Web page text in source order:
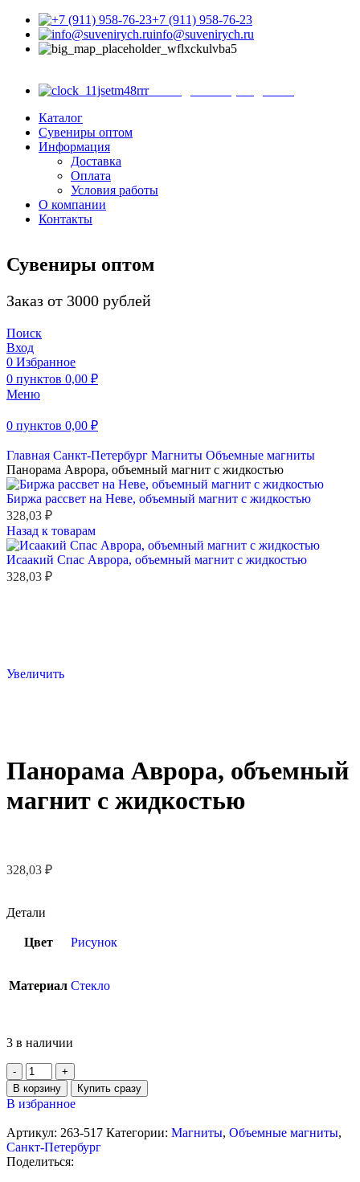
+7 (911) 958-76-23
info@suvenirych.ru
с 9.00 до 18.00 (ежедневно)
Каталог
Сувениры оптом
Информация
Доставка
Оплата
Условия работы
О компании
Контакты
Сувениры оптом
Заказ от 3000 рублей
Поиск
Вход
0 Избранное
0 пунктов 0,00 ₽
Меню
0 пунктов 0,00 ₽
Главная Санкт-Петербург Магниты Объемные магниты
Панорама Аврора, объемный магнит с жидкостью
Биржа рассвет на Неве, объемный магнит с жидкостью
328,03 ₽
Назад к товарам
Исаакий Спас Аврора, объемный магнит с жидкостью
328,03 ₽
Увеличить
Панорама Аврора, объемный
магнит с жидкостью
328,03 ₽
Детали
Цвет Рисунок
Материал Стекло
3 в наличии
В корзину Купить сразу
В избранное
Артикул: 263-517 Категории: Магниты, Объемные магниты,
Санкт-Петербург
Поделиться: